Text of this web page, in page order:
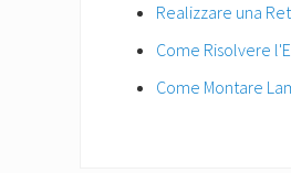
Realizzare una
Come Risolvere
Come Montare